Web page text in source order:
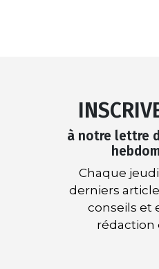
à notre lettre
Chaque
derniers
conseils et
rédaction